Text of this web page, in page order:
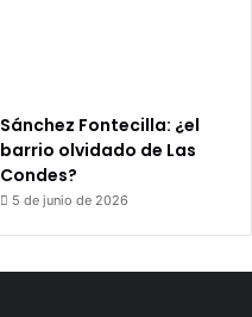
Sánchez Fontecilla: ¿el
barrio olvidado de Las
Condes?
5 de junio de 2026